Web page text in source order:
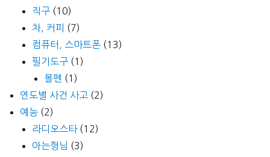
직구 (10)
차, 커피 (7)
컴퓨터, 스마트폰 (13)
필기도구 (1)
볼펜 (1)
연도별 사건 사고 (2)
예능 (2)
라디오스타(12)
아는형님 (3)